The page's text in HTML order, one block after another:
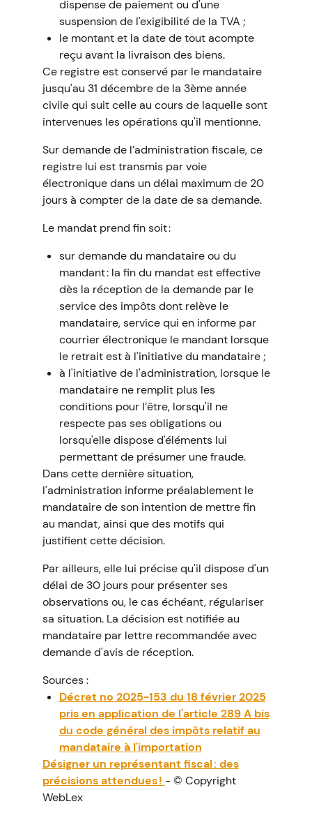
dispense de paiement ou d'une
suspension de l'exigibilité de la TVA ;
le montant et la date de tout acompte
reçu avant la livraison des biens.
Ce registre est conservé par le mandataire
jusqu'au 31 décembre de la 3ème année
civile qui suit celle au cours de laquelle sont
intervenues les opérations qu'il mentionne.
Sur demande de l’administration fiscale, ce
registre lui est transmis par voie
électronique dans un délai maximum de 20
jours à compter de la date de sa demande.
Le mandat prend fin soit :
sur demande du mandataire ou du
mandant : la fin du mandat est effective
dès la réception de la demande par le
service des impôts dont relève le
mandataire, service qui en informe par
courrier électronique le mandant lorsque
le retrait est à l'initiative du mandataire ;
à l'initiative de l'administration, lorsque le
mandataire ne remplit plus les
conditions pour l’être, lorsqu'il ne
respecte pas ses obligations ou
lorsqu'elle dispose d'éléments lui
permettant de présumer une fraude.
Dans cette dernière situation,
l'administration informe préalablement le
mandataire de son intention de mettre fin
au mandat, ainsi que des motifs qui
justifient cette décision.
Par ailleurs, elle lui précise qu'il dispose d'un
délai de 30 jours pour présenter ses
observations ou, le cas échéant, régulariser
sa situation. La décision est notifiée au
mandataire par lettre recommandée avec
demande d'avis de réception.
Sources :
Décret no 2025-153 du 18 février 2025
pris en application de l'article 289 A bis
du code général des impôts relatif au
mandataire à l'importation
Désigner un représentant fiscal : des
précisions attendues ! - © Copyright
WebLex